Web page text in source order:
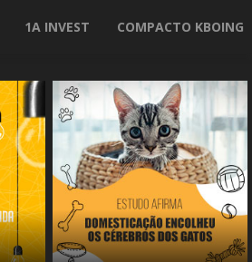
1A INVEST COMPACTO KBOING